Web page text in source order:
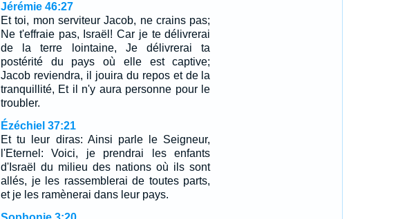
Jérémie 46:27
Et toi, mon serviteur Jacob, ne crains pas;
Ne t'effraie pas, Israël! Car je te délivrerai
de la terre lointaine, Je délivrerai ta
postérité du pays où elle est captive;
Jacob reviendra, il jouira du repos et de la
tranquillité, Et il n'y aura personne pour le
troubler.
Ézéchiel 37:21
Et tu leur diras: Ainsi parle le Seigneur,
l'Eternel: Voici, je prendrai les enfants
d'Israël du milieu des nations où ils sont
allés, je les rassemblerai de toutes parts,
et je les ramènerai dans leur pays.